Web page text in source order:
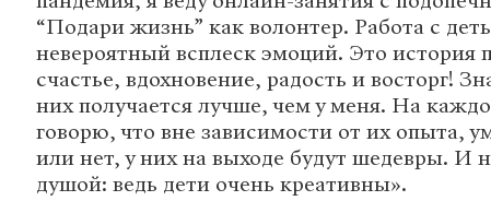
“Подари жизнь” как волонтер. Работа с
невероятный всплеск эмоций. Это история
счастье, вдохновение, радость и восторг!
них получается лучше, чем у меня. На
говорю, что вне зависимости от их опыта,
или нет, у них на выходе будут шедевры. И
душой: ведь дети очень креативны».